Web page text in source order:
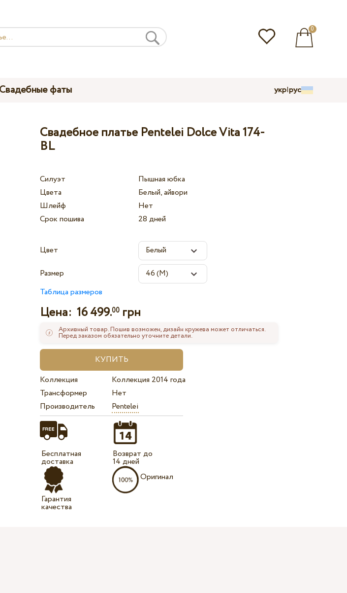
0
Свадебные фаты укр|рус
Свадебное платье Pentelei Dolce Vita 174-
BL
Силуэт
Пышная юбка
Цвета
Белый, айвори
Шлейф
Нет
Срок пошива
28 дней
Цвет
Размер
Таблица размеров
Цена:16 499.00 грн
Архивный товар. Пошив возможен, дизайн кружева может отличаться.
Перед заказом обязательно уточните детали.
Коллекция
Коллекция 2014 года
Трансформер
Нет
Производитель
Pentelei
Бесплатная
доставка
Гарантия
качества
Возврат до
14 дней
Оригинал